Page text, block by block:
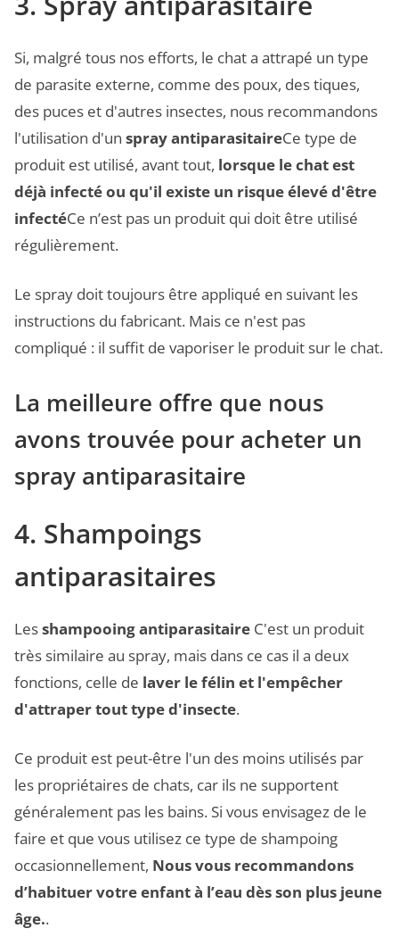
Si, malgré tous nos efforts, le chat a attrapé un type
de parasite externe, comme des poux, des tiques,
des puces et d'autres insectes, nous recommandons
l'utilisation d'un spray antiparasitaireCe type de
produit est utilisé, avant tout, lorsque le chat est
déjà infecté ou qu'il existe un risque élevé d'être
infectéCe n’est pas un produit qui doit être utilisé
régulièrement.
Le spray doit toujours être appliqué en suivant les
instructions du fabricant. Mais ce n'est pas
compliqué : il suffit de vaporiser le produit sur le chat.
La meilleure offre que nous
avons trouvée pour acheter un
spray antiparasitaire
4. Shampoings
antiparasitaires
Lesshampooing antiparasitaire C'est un produit
très similaire au spray, mais dans ce cas il a deux
fonctions, celle de laver le félin et l'empêcher
d'attraper tout type d'insecte.
Ce produit est peut-être l'un des moins utilisés par
les propriétaires de chats, car ils ne supportent
généralement pas les bains. Si vous envisagez de le
faire et que vous utilisez ce type de shampoing
occasionnellement, Nous vous recommandons
d’habituer votre enfant à l’eau dès son plus jeune
âge..